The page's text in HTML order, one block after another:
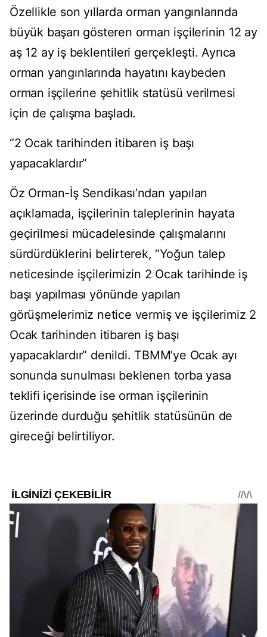
Özellikle son yıllarda orman yangınlarında
büyük başarı gösteren orman işçilerinin 12 ay
aş 12 ay iş beklentileri gerçekleşti. Ayrıca
orman yangınlarında hayatını kaybeden
orman işçilerine şehitlik statüsü verilmesi
için de çalışma başladı.
“2 Ocak tarihinden itibaren iş başı
yapacaklardır”
Öz Orman-İş Sendikası’ndan yapılan
açıklamada, işçilerinin taleplerinin hayata
geçirilmesi mücadelesinde çalışmalarını
sürdürdüklerini belirterek, “Yoğun talep
neticesinde işçilerimizin 2 Ocak tarihinde iş
başı yapılması yönünde yapılan
görüşmelerimiz netice vermiş ve işçilerimiz 2
Ocak tarihinden itibaren iş başı
yapacaklardır” denildi. TBMM’ye Ocak ayı
sonunda sunulması beklenen torba yasa
teklifi içerisinde ise orman işçilerinin
üzerinde durduğu şehitlik statüsünün de
gireceği belirtiliyor.